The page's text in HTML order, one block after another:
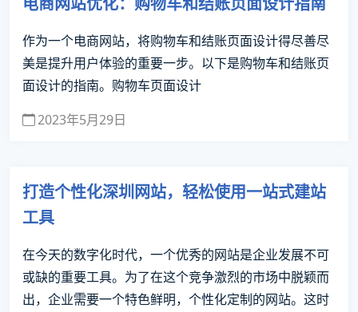
作为一个电商网站，将购物车和结账页面设计得尽善尽
美是提升用户体验的重要一步。以下是购物车和结账页
面设计的指南。购物车页面设计
2023年5月29日
打造个性化深圳网站，轻松使用一站式建站
工具
在今天的数字化时代，一个优秀的网站是企业发展不可
或缺的重要工具。为了在这个竞争激烈的市场中脱颖而
出，企业需要一个特色鲜明，个性化定制的网站。这时